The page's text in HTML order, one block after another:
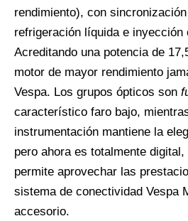
rendimiento), con
refrigeración líquida e inyección
Acreditando una potencia de
motor de mayor rendimiento
Vespa. Los grupos ópticos son
característico faro bajo,
instrumentación mantiene la
pero ahora es totalmente
permite aprovechar las
sistema de conectividad Vespa
accesorio.